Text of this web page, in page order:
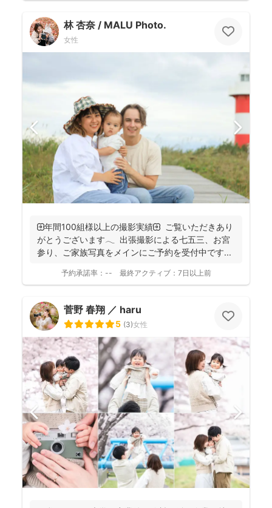
林 杏奈 / MALU Photo.
女性
🌼年間100組様以上の撮影実績🌼 ご覧いただきあり
がとうございます𓂃 ⁡ 出張撮影による七五三、お宮
参り、ご家族写真をメインにご予約を受付中です...
予約承諾率： -- 最終アクティブ： 7日以上前
菅野 春翔 ／ haru
5 (3)女性